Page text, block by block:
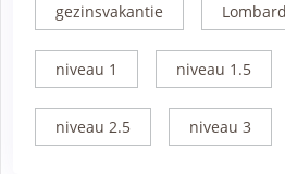
gezinsvakantie
niveau 1 niveau 1.5
niveau 2.5 niveau 3